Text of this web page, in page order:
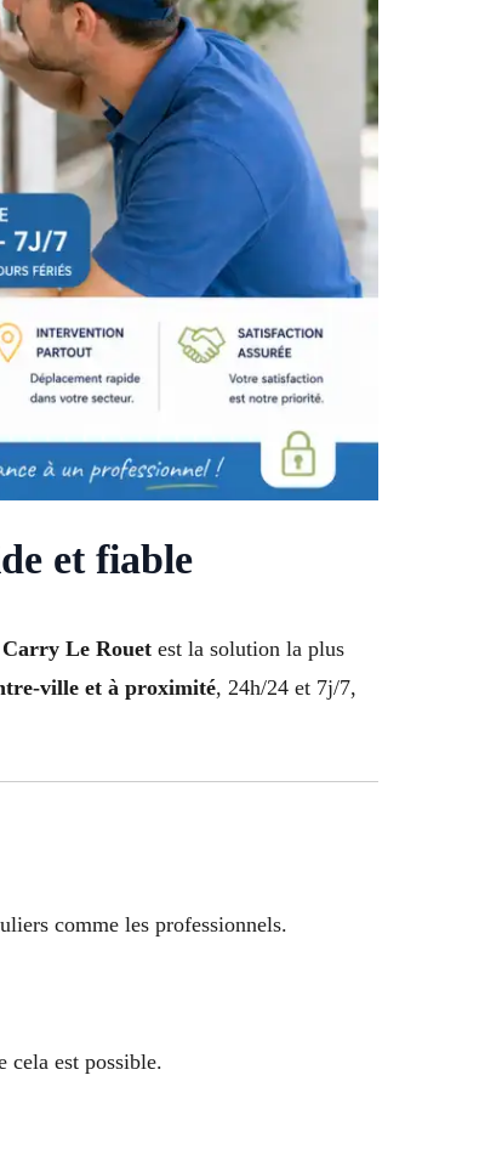
et fiable
Le Rouet est la solution la plus
ville et à proximité, 24h/24 et 7j/7,
comme les professionnels.
cela est possible.